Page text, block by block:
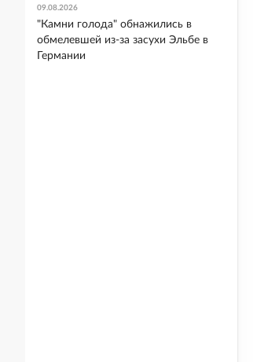
09.08.2026
"Камни голода" обнажились в
обмелевшей из-за засухи Эльбе в
Германии